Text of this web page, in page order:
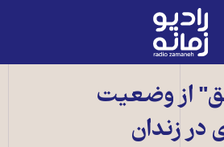
رادیو
زمانه
به
صفحه
اصلی
از وضعيت
زندان